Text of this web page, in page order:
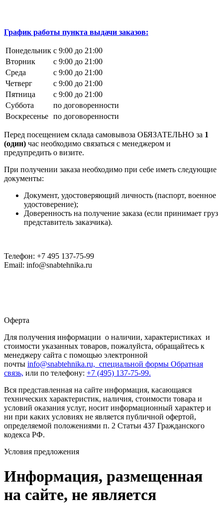
График работы пункта выдачи заказов:
Понедельник с 9:00 до 21:00
Вторник
с 9:00 до 21:00
Среда
с 9:00 до 21:00
Четверг
с 9:00 до 21:00
Пятница
с 9:00 до 21:00
Суббота
по договоренности
Воскресенье по договоренности
Перед посещением склада самовывоза ОБЯЗАТЕЛЬНО за 1
(один) час необходимо связаться с менеджером и
предупредить о визите.
При получении заказа необходимо при себе иметь следующие
документы:
Документ, удостоверяющий личность (паспорт, военное
удостоверение);
Доверенность на получение заказа (если принимает груз
представитель заказчика).
Телефон: +7 495 137-75-99
Email: info@snabtehnika.ru
Оферта
Для получения информации о наличии, характеристиках и
стоимости указанных товаров, пожалуйста, обращайтесь к
менеджеру сайта с помощью электронной
почты info@snabtehnika.ru, специальной формы Обратная
связь, или по телефону: +7 (495) 137-75-99.
Вся представленная на сайте информация, касающаяся
технических характеристик, наличия, стоимости товара и
условий оказания услуг, носит информационный характер и
ни при каких условиях не является публичной офертой,
определяемой положениями п. 2 Статьи 437 Гражданского
кодекса РФ.
Условия предложения
Информация, размещенная
на сайте, не является